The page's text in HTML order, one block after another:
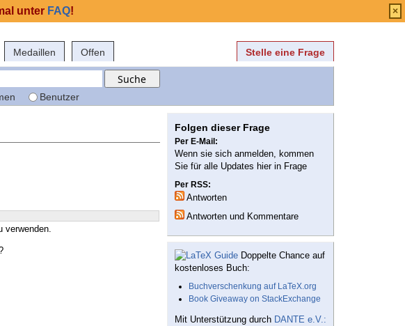
Medaillen Offen Stelle eine Frage
Benutzer
verwenden.
Folgen dieser Frage
Per E-Mail:
Wenn sie sich anmelden, kommen
Sie für alle Updates hier in Frage
Per RSS:
Antworten
Antworten und Kommentare
Doppelte Chance auf
kostenloses Buch:
Buchverschenkung auf LaTeX.org
Book Giveaway on StackExchange
Mit Unterstützung durch DANTE e.V.:
unter FAQ! ×